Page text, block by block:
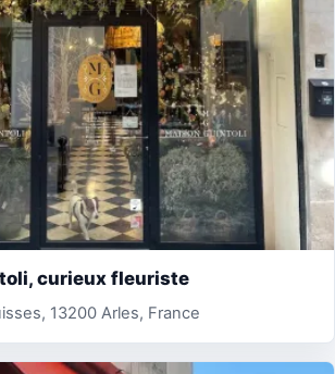
curieux fleuriste
13200 Arles, France